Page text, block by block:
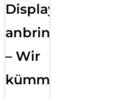
Displayfolie
anbringen
– Wir
kümmern